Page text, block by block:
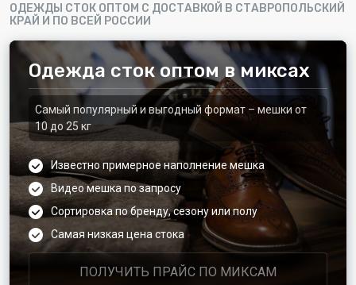
ОДЕЖДЫ СТОК ОПТОМ С ДОСТАВКОЙ В СТАВРОПОЛЬСКИЙ
КРАЙ И ПО ВСЕЙ РОССИИ
Одежда сток оптом в миксах
Самый популярный и выгодный формат – мешки от
10 до 25 кг
Известно примерное наполнение мешка
Видео мешка по запросу
Сортировка по бренду, сезону или полу
Самая низкая цена стока
ПОЛУЧИТЬ ПРАЙС ПО МИКСАМ